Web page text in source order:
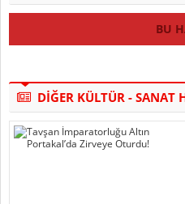
BU
DİĞER KÜLTÜR -